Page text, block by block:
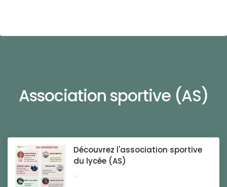
Association sportive (AS)
Découvrez l'association sportive
du lycée (AS)
...